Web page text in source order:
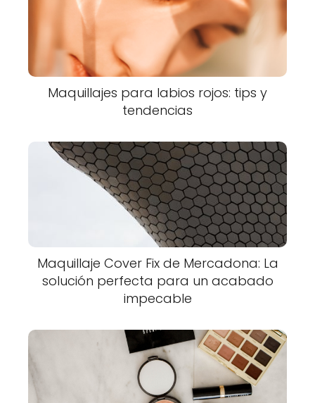
Maquillajes para labios rojos: tips y
tendencias
Maquillaje Cover Fix de Mercadona: La
solución perfecta para un acabado
impecable